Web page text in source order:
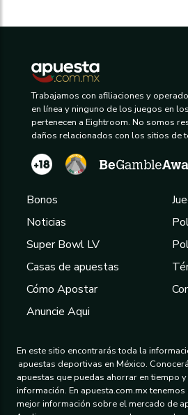
Trabajamos con afiliaciones y
en línea y ninguno de los juegos en
pertenecen a Eightroom. No somos
daños relacionados con los sitios de
Bonos
Noticias
Super Bowl LV
Casas de apuestas
Cómo Apostar
Anuncie Aqui
En este sitio encontrarás toda la
apuestas deportivas en México.
apuestas que puedas ahorrar en tiempo
información. En apuesta.com.mx
mejor información sobre el mercado de